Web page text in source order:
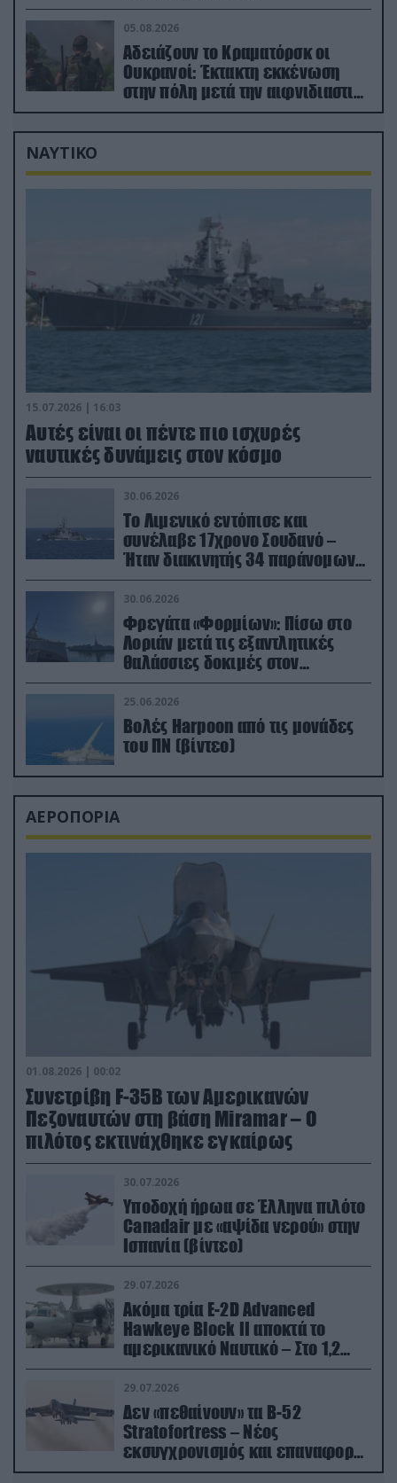
05.08.2026
Αδειάζουν το Κραματόρσκ οι
Ουκρανοί: Έκτακτη εκκένωση
στην πόλη μετά την αιφνιδιαστική
προώθηση των Ρώσων (βίντεο)
ΝΑΥΤΙΚΟ
15.07.2026 | 16:03
Aυτές είναι οι πέντε πιο ισχυρές
ναυτικές δυνάμεις στον κόσμο
30.06.2026
Το Λιμενικό εντόπισε και
συνέλαβε 17χρονο Σουδανό –
Ήταν διακινητής 34 παράνομων
μεταναστών
30.06.2026
Φρεγάτα «Φορμίων»: Πίσω στο
Λοριάν μετά τις εξαντλητικές
θαλάσσιες δοκιμές στον
απαιτητικό Βισκαϊκό
25.06.2026
Βολές Harpoon από τις μονάδες
του ΠΝ (βίντεο)
ΑΕΡΟΠΟΡΙΑ
01.08.2026 | 00:02
Συνετρίβη F-35B των Αμερικανών
Πεζοναυτών στη βάση Miramar – Ο
πιλότος εκτινάχθηκε εγκαίρως
30.07.2026
Υποδοχή ήρωα σε Έλληνα πιλότο
Canadair με «αψίδα νερού» στην
Ισπανία (βίντεο)
29.07.2026
Ακόμα τρία E-2D Advanced
Hawkeye Block II αποκτά το
αμερικανικό Ναυτικό – Στο 1,2
δισ.δολάρια το κόστος
29.07.2026
Δεν «πεθαίνουν» τα Β-52
Stratofortress – Νέος
εκσυγχρονισμός και επαναφορά
από τα «νεκροταφεία»